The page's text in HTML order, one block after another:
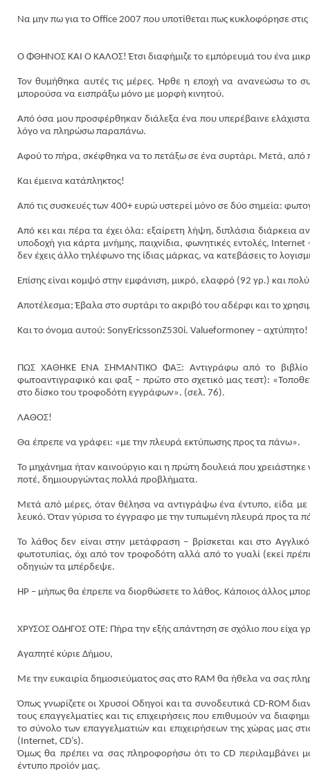
Να μην πω για το Office 2007 που υποτίθεται πως κυκλοφόρησε
Ο ΦΘΗΝΟΣ ΚΑΙ Ο ΚΑΛΟΣ! Έτσι διαφήμιζε το εμπόρευμά του ένα
Τον θυμήθηκα αυτές τις μέρες. Ήρθε η εποχή να ανανεώσω το
μπορούσα να εισπράξω μόνο με μορφή κινητού.
Από όσα μου προσφέρθηκαν διάλεξα ένα που υπερέβαινε
λόγο να πληρώσω παραπάνω.
Αφού το πήρα, σκέφθηκα να το πετάξω σε ένα συρτάρι. Μετά, από
Και έμεινα κατάπληκτος!
Από τις συσκευές των 400+ ευρώ υστερεί μόνο σε δύο σημεία:
Από κει και πέρα τα έχει όλα: εξαίρετη λήψη, διπλάσια διάρκεια
υποδοχή για κάρτα μνήμης, παιχνίδια, φωνητικές εντολές, Internet
δεν έχεις άλλο τηλέφωνο της ίδιας μάρκας, να κατεβάσεις το
Επίσης είναι κομψό στην εμφάνιση, μικρό, ελαφρό (92 γρ.) και
Αποτέλεσμα; Έβαλα στο συρτάρι το ακριβό του αδέρφι και το
Και το όνομα αυτού: SonyEricssonZ530i. Valueformoney – αχτύπητο!
ΠΩΣ ΧΑΘΗΚΕ ΕΝΑ ΣΗΜΑΝΤΙΚΟ ΦΑΞ: Αντιγράφω από το
φωτοαντιγραφικό και φαξ – πρώτο στο σχετικό μας τεστ):
στο δίσκο του τροφοδότη εγγράφων». (σελ. 76).
ΛΑΘΟΣ!
Θα έπρεπε να γράφει: «με την πλευρά εκτύπωσης προς τα πάνω».
Το μηχάνημα ήταν καινούργιο και η πρώτη δουλειά που
ποτέ, δημιουργώντας πολλά προβλήματα.
Μετά από μέρες, όταν θέλησα να αντιγράψω ένα έντυπο, είδα με
λευκό. Όταν γύρισα το έγγραφο με την τυπωμένη πλευρά προς τα
Το λάθος δεν είναι στην μετάφραση – βρίσκεται και στο
φωτοτυπίας, όχι από τον τροφοδότη αλλά από το γυαλί (εκεί
οδηγιών τα μπέρδεψε.
ΗΡ – μήπως θα έπρεπε να διορθώσετε το λάθος. Κάποιος άλλος
ΧΡΥΣΟΣ ΟΔΗΓΟΣ ΟΤΕ: Πήρα την εξής απάντηση σε σχόλιο που είχα
Αγαπητέ κύριε Δήμου,
Με την ευκαιρία δημοσιεύματος σας στο RAM θα ήθελα να σας
Όπως γνωρίζετε οι Χρυσοί Οδηγοί και τα συνοδευτικά CD-ROM
τους επαγγελματίες και τις επιχειρήσεις που επιθυμούν να
το σύνολο των επαγγελματιών και επιχειρήσεων της χώρας μας
(Internet, CD’s).
Όμως θα πρέπει να σας πληροφορήσω ότι τοCD περιλαμβάνει
έντυπο προϊόν μας.